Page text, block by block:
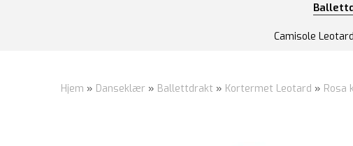
Camisole Leotard
Hjem » Danseklær » Ballettdrakt » Kortermet Leotard » Rosa